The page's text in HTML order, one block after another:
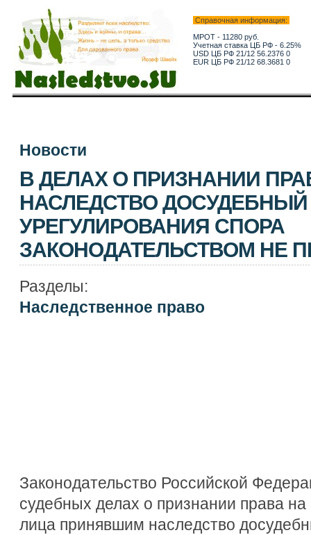
Справочная информация:
МРОТ - 11280 руб.
Учетная ставка ЦБ РФ - 6.25%
USD ЦБ РФ 21/12 56.2376 0
EUR ЦБ РФ 21/12 68.3681 0
Новости
В ДЕЛАХ О ПРИЗНАНИИ
НАСЛЕДСТВО
УРЕГУЛИРОВАНИЯ СПОРА
ЗАКОНОДАТЕЛЬСТВОМ НЕ
Разделы:
Наследственное право
Законодательство Российской
судебных делах о признании права
лица принявшим наследство